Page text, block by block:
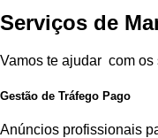
Serviços de
Vamos te ajudar com os
Gestão de Tráfego Pago
Anúncios profissionais